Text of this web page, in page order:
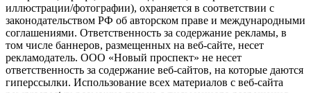
иллюстрации/фотографии), охраняется в соответствии с
законодательством РФ об авторском праве и международными
соглашениями. Ответственность за содержание рекламы, в
том числе баннеров, размещенных на веб-сайте, несет
рекламодатель. ООО «Новый проспект» не несет
ответственность за содержание веб-сайтов, на которые даются
гиперссылки. Использование всех материалов с веб-сайта